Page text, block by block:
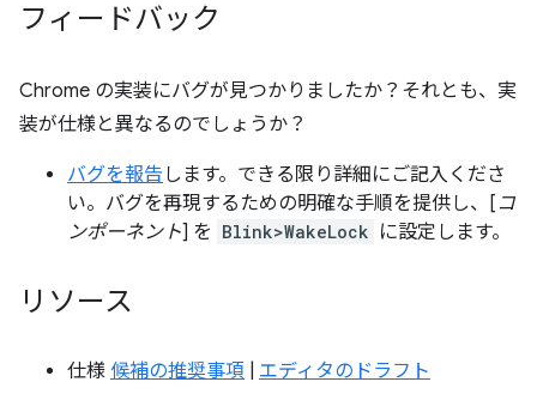
フィードバック
Chrome の実装にバグが見つかりましたか？それとも、実
装が仕様と異なるのでしょうか？
バグを報告 します。できる限り詳細にご記入くださ
い。バグを再現するための明確な手順を提供し、[ コ
ンポーネント] を Blink>WakeLock に設定します。
リソース
仕様 候補の推奨事項
エディタのドラフト